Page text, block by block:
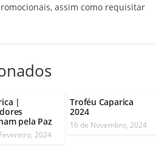
assim como requisitar
|
pela Paz
2024
Troféu Caparica
2024
16 de Novembro, 2024